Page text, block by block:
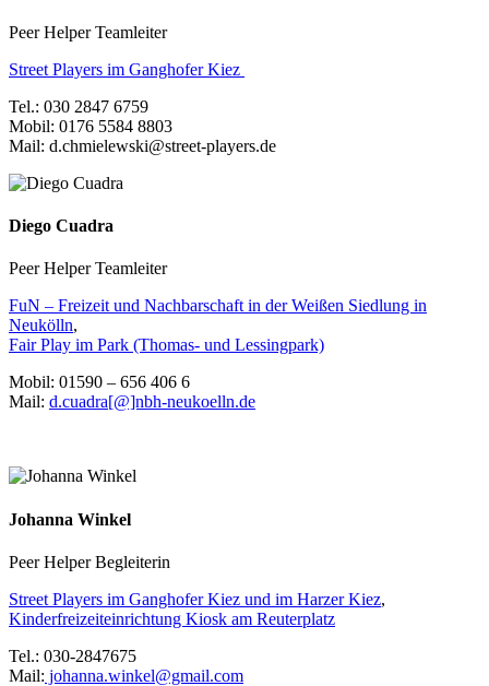
Peer Helper Teamleiter
Street Players im Ganghofer Kiez
Tel.: 030 2847 6759
Mobil: 0176 5584 8803
Mail: d.chmielewski@street-players.de
Diego Cuadra
Peer Helper Teamleiter
FuN – Freizeit und Nachbarschaft in der Weißen Siedlung in
Neukölln,
Fair Play im Park (Thomas- und Lessingpark)
Mobil: 01590 – 656 406 6
Mail: d.cuadra[@]nbh-neukoelln.de
Johanna Winkel
Peer Helper Begleiterin
Street Players im Ganghofer Kiez und im Harzer Kiez,
Kinderfreizeiteinrichtung Kiosk am Reuterplatz
Tel.: 030-2847675
Mail: johanna.winkel@gmail.com